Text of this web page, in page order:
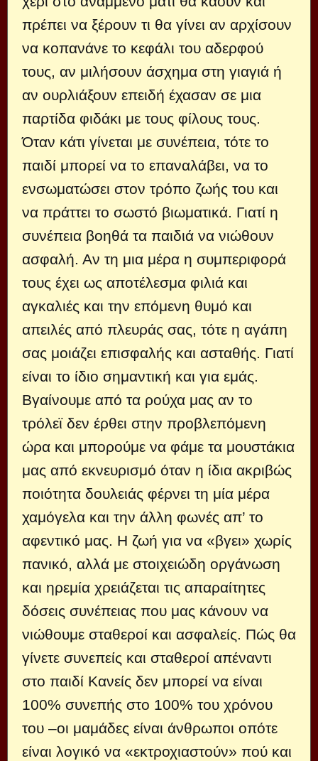
πρέπει να ξέρουν τι θα γίνει αν αρχίσουν
να κοπανάνε το κεφάλι του αδερφού
τους, αν μιλήσουν άσχημα στη γιαγιά ή
αν ουρλιάξουν επειδή έχασαν σε μια
παρτίδα φιδάκι με τους φίλους τους.
Όταν κάτι γίνεται με συνέπεια, τότε το
παιδί μπορεί να το επαναλάβει, να το
ενσωματώσει στον τρόπο ζωής του και
να πράττει το σωστό βιωματικά. Γιατί η
συνέπεια βοηθά τα παιδιά να νιώθουν
ασφαλή. Αν τη μια μέρα η συμπεριφορά
τους έχει ως αποτέλεσμα φιλιά και
αγκαλιές και την επόμενη θυμό και
απειλές από πλευράς σας, τότε η αγάπη
σας μοιάζει επισφαλής και ασταθής. Γιατί
είναι το ίδιο σημαντική και για εμάς.
Βγαίνουμε από τα ρούχα μας αν το
τρόλεϊ δεν έρθει στην προβλεπόμενη
ώρα και μπορούμε να φάμε τα μουστάκια
μας από εκνευρισμό όταν η ίδια ακριβώς
ποιότητα δουλειάς φέρνει τη μία μέρα
χαμόγελα και την άλλη φωνές απ’ το
αφεντικό μας. Η ζωή για να «βγει» χωρίς
πανικό, αλλά με στοιχειώδη οργάνωση
και ηρεμία χρειάζεται τις απαραίτητες
δόσεις συνέπειας που μας κάνουν να
νιώθουμε σταθεροί και ασφαλείς. Πώς θα
γίνετε συνεπείς και σταθεροί απέναντι
στο παιδί Κανείς δεν μπορεί να είναι
100% συνεπής στο 100% του χρόνου
του –οι μαμάδες είναι άνθρωποι οπότε
είναι λογικό να «εκτροχιαστούν» πού και